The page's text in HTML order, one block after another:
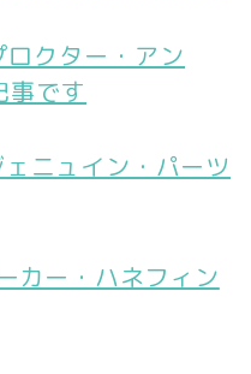
クター・アン
事です
ニュイン・パーツ
カー・ハネフィン